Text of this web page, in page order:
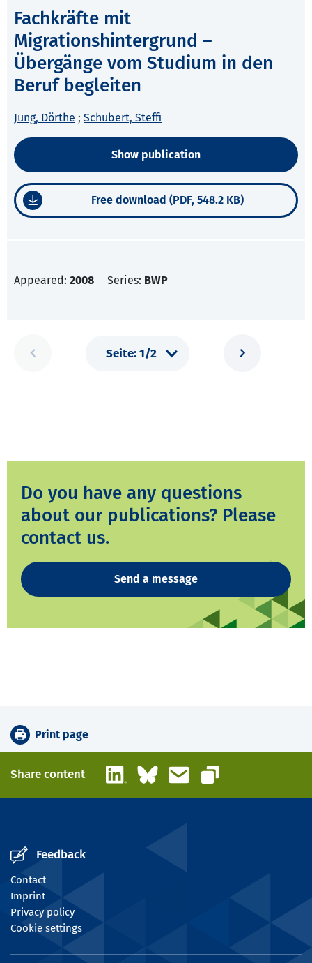
Fachkräfte mit
Migrationshintergrund –
Übergänge vom Studium in den
Beruf begleiten
Jung, Dörthe ; Schubert, Steffi
Show publication
Free download (PDF, 548.2 KB)
Appeared: 2008 Series: BWP
Do you have any questions
about our publications? Please
contact us.
Send a message
Print page
Share content LinkedInBlueskyEmail
Copy link
Feedback
Contact
Imprint
Privacy policy
Cookie settings